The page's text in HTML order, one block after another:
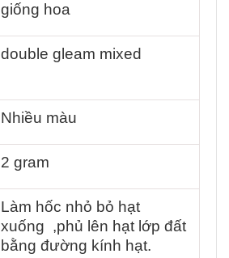
giống hoa
double gleam mixed
Nhiều màu
2 gram
Làm hốc nhỏ bỏ hạt
xuống ,phủ lên hạt lớp đất
bằng đường kính hạt.